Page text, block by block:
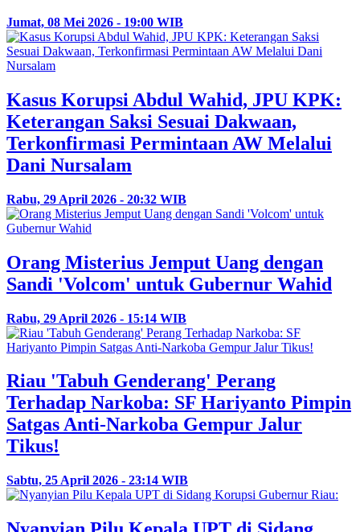
Jumat, 08 Mei 2026 - 19:00 WIB
Kasus Korupsi Abdul Wahid, JPU KPK:
Keterangan Saksi Sesuai Dakwaan,
Terkonfirmasi Permintaan AW Melalui
Dani Nursalam
Rabu, 29 April 2026 - 20:32 WIB
Orang Misterius Jemput Uang dengan
Sandi 'Volcom' untuk Gubernur Wahid
Rabu, 29 April 2026 - 15:14 WIB
Riau 'Tabuh Genderang' Perang
Terhadap Narkoba: SF Hariyanto Pimpin
Satgas Anti-Narkoba Gempur Jalur
Tikus!
Sabtu, 25 April 2026 - 23:14 WIB